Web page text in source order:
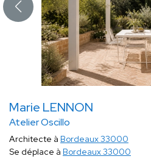
Marie LENNON
Atelier Oscillo
Architecte à Bordeaux 33000
Se déplace à Bordeaux 33000